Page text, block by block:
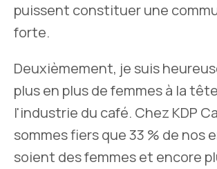
puissent constituer une
forte.
Deuxièmement, je suis
plus en plus de femmes à la
l'industrie du café. Chez KDP
sommes fiers que 33 % de nos
soient des femmes et encore